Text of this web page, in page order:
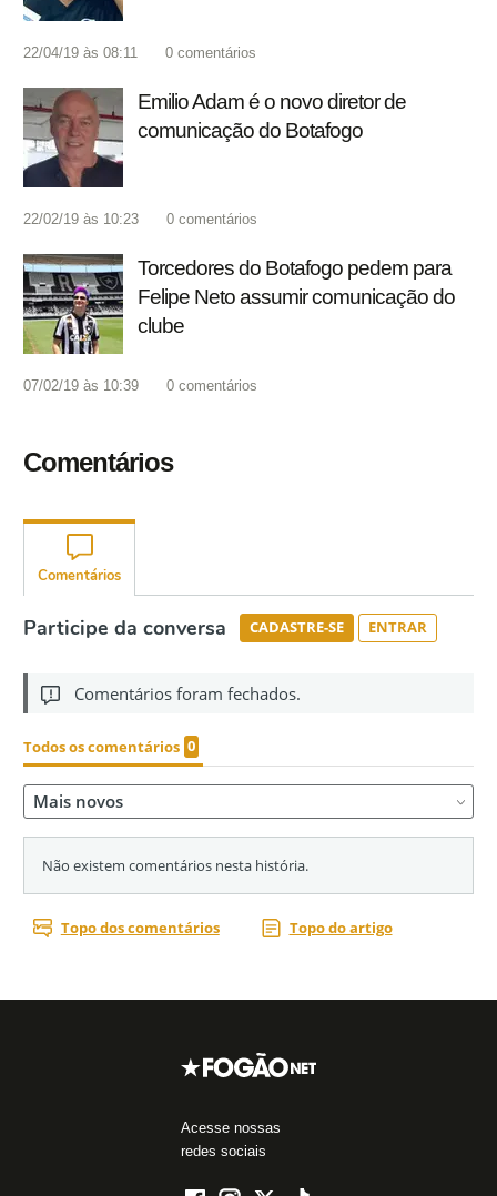
22/04/19 às 08:11 0 comentários
Emilio Adam é o novo diretor de
comunicação do Botafogo
22/02/19 às 10:23 0 comentários
Torcedores do Botafogo pedem para
Felipe Neto assumir comunicação do
clube
07/02/19 às 10:39 0 comentários
Comentários
Acesse nossas
redes sociais